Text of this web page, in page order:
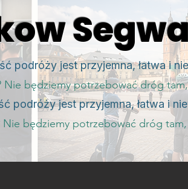
podróży jest przyjemna, łatwa i
Nie będziemy potrzebować dróg
podróży jest przyjemna, łatwa i
Nie będziemy potrzebować dróg